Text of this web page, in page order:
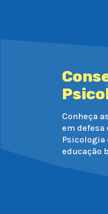
Conheça
em
Psicologia
educação